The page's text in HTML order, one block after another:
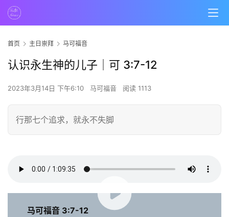
首页 主日崇拜 马可福音
认识永生神的儿子｜可 3:7-12
2023年3月14日 下午6:10 马可福音 阅读 1113
行那七个追求，就永不失脚
马可福音 3:7-12